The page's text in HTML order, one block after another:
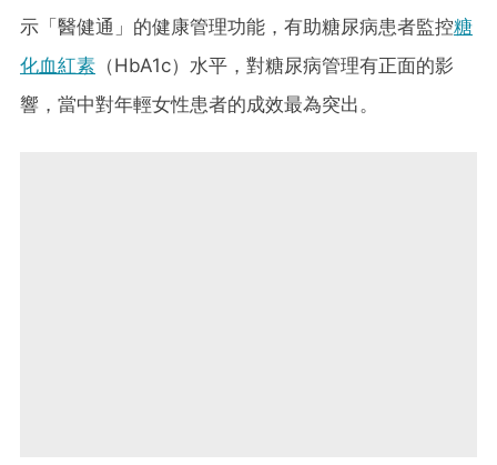
示「醫健通」的健康管理功能，有助糖尿病患者監控糖
化血紅素 （HbA1c）水平，對糖尿病管理有正面的影
響，當中對年輕女性患者的成效最為突出。